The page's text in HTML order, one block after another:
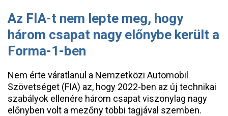
Az FIA-t nem lepte meg, hogy
három csapat nagy előnybe került a
Forma-1-ben
Nem érte váratlanul a Nemzetközi Automobil
Szövetséget (FIA) az, hogy 2022-ben az új technikai
szabályok ellenére három csapat viszonylag nagy
előnyben volt a mezőny többi tagjával szemben.